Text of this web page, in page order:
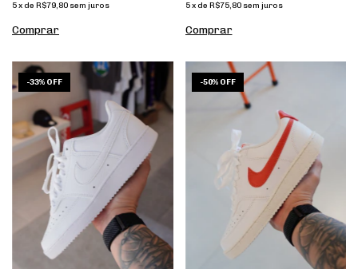
5x de R$79,80 sem juros
Comprar
5 x de R$75,80 sem juros
Comprar
1 /6
-33% OFF
1/7
-50% OFF